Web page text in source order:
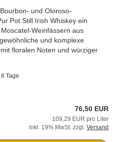
und Oloroso-
Pot Still Irish Whiskey ein
Weinfässern aus
und komplexe
floralen Noten und würziger
Tage
76,50 EUR
109,29 EUR pro Liter
inkl. 19% MwSt. zzgl. Versand